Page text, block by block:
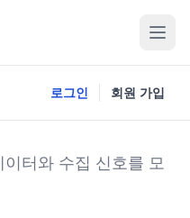
로그인 회원 가입
이터와 수집 신호를 모